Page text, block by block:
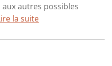
autres possibles
la suite